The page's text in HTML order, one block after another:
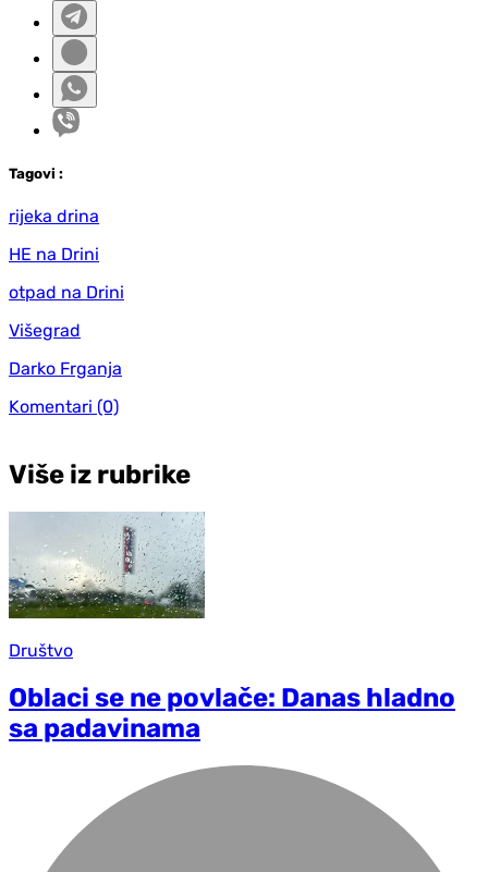
Tagovi :
rijeka drina
HE na Drini
otpad na Drini
Višegrad
Darko Frganja
Komentari (0)
Više iz rubrike
Društvo
Oblaci se ne povlače: Danas hladno
sa padavinama